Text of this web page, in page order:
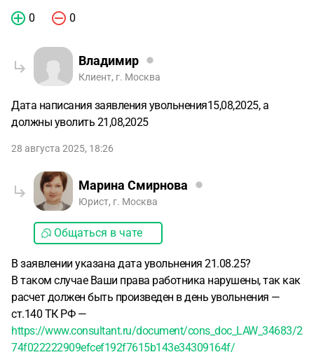
0 0
Владимир
Клиент, г. Москва
Дата написания заявления увольнения15,08,2025, а
должны уволить 21,08,2025
28 августа 2025, 18:26
Марина Смирнова
Юрист, г. Москва
Общаться в чате
В заявлении указана дата увольнения 21.08.25?
В таком случае Ваши права работника нарушены, так как
расчет должен быть произведен в день увольнения —
ст.140 ТК РФ —
https://www.consultant.ru/document/cons_doc_LAW_34683/2
74f022222909efcef192f7615b143e34309164f/